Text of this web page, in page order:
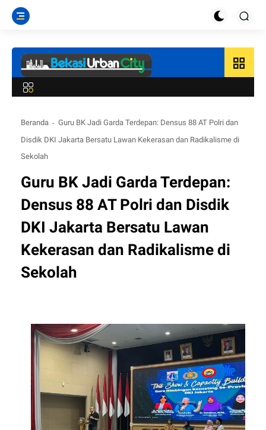
grid_view
Beranda
Guru BK Jadi Garda Terdepan: Densus 88 AT Polri dan
Disdik DKI Jakarta Bersatu Lawan Kekerasan dan Radikalisme di
Sekolah
Guru BK Jadi Garda Terdepan:
Densus 88 AT Polri dan Disdik
DKI Jakarta Bersatu Lawan
Kekerasan dan Radikalisme di
Sekolah